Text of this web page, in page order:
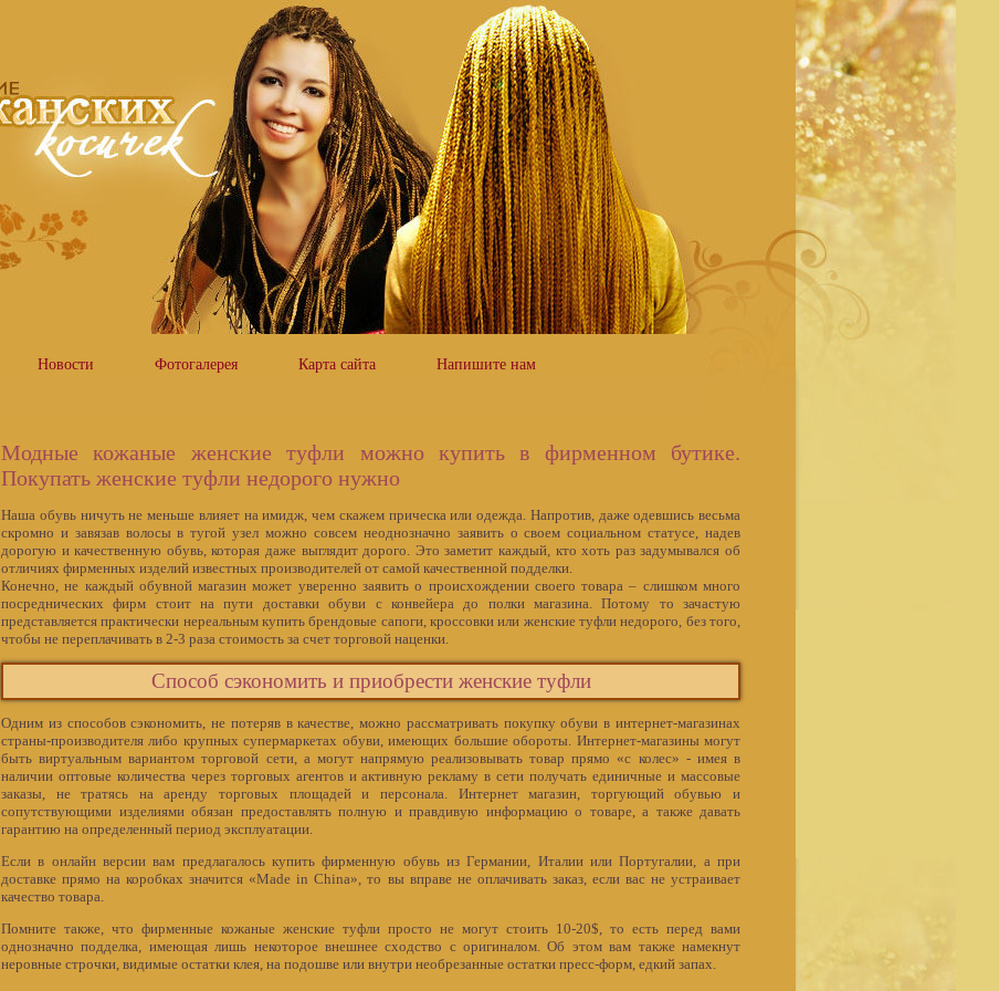
Новости Фотогалерея Карта сайта Напишите нам
Модные кожаные женские туфли можно купить в фирменном бутике.
Покупать женские туфли недорого нужно
Наша обувь ничуть не меньше влияет на имидж, чем скажем прическа или одежда. Напротив, даже одевшись весьма
скромно и завязав волосы в тугой узел можно совсем неоднозначно заявить о своем социальном статусе, надев
дорогую и качественную обувь, которая даже выглядит дорого. Это заметит каждый, кто хоть раз задумывался об
отличиях фирменных изделий известных производителей от самой качественной подделки.
Конечно, не каждый обувной магазин может уверенно заявить о происхождении своего товара – слишком много
посреднических фирм стоит на пути доставки обуви с конвейера до полки магазина. Потому то зачастую
представляется практически нереальным купить брендовые сапоги, кроссовки или женские туфли недорого, без того,
чтобы не переплачивать в 2-3 раза стоимость за счет торговой наценки.
Способ сэкономить и приобрести женские туфли
Одним из способов сэкономить, не потеряв в качестве, можно рассматривать покупку обуви в интернет-магазинах
страны-производителя либо крупных супермаркетах обуви, имеющих большие обороты. Интернет-магазины могут
быть виртуальным вариантом торговой сети, а могут напрямую реализовывать товар прямо «с колес» - имея в
наличии оптовые количества через торговых агентов и активную рекламу в сети получать единичные и массовые
заказы, не тратясь на аренду торговых площадей и персонала. Интернет магазин, торгующий обувью и
сопутствующими изделиями обязан предоставлять полную и правдивую информацию о товаре, а также давать
гарантию на определенный период эксплуатации.
Если в онлайн версии вам предлагалось купить фирменную обувь из Германии, Италии или Португалии, а при
доставке прямо на коробках значится «Made in China», то вы вправе не оплачивать заказ, если вас не устраивает
качество товара.
Помните также, что фирменные кожаные женские туфли просто не могут стоить 10-20$, то есть перед вами
однозначно подделка, имеющая лишь некоторое внешнее сходство с оригиналом. Об этом вам также намекнут
неровные строчки, видимые остатки клея, на подошве или внутри необрезанные остатки пресс-форм, едкий запах.